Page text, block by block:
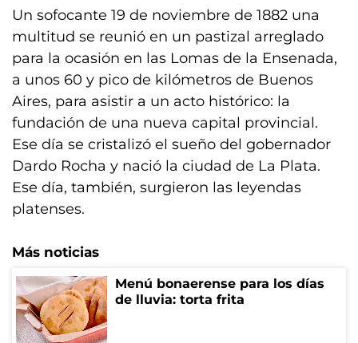
Un sofocante 19 de noviembre de 1882 una
multitud se reunió en un pastizal arreglado
para la ocasión en las Lomas de la Ensenada,
a unos 60 y pico de kilómetros de Buenos
Aires, para asistir a un acto histórico: la
fundación de una nueva capital provincial.
Ese día se cristalizó el sueño del gobernador
Dardo Rocha y nació la ciudad de La Plata.
Ese día, también, surgieron las leyendas
platenses.
Más noticias
Menú bonaerense para los días
de lluvia: torta frita